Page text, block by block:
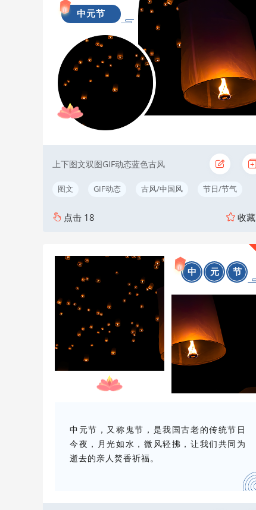
中元节
上下图文双图GIF动态蓝色古风
图文 GIF动态 古风/中国风 节日/节气
点击 18 收藏
中 元 节
中元节，又称鬼节，是我国古老的传统节日
今夜，月光如水，微风轻拂，让我们共同为
逝去的亲人焚香祈福。